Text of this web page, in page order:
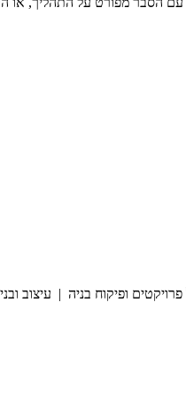
ופיקוח בניה | עיצוב